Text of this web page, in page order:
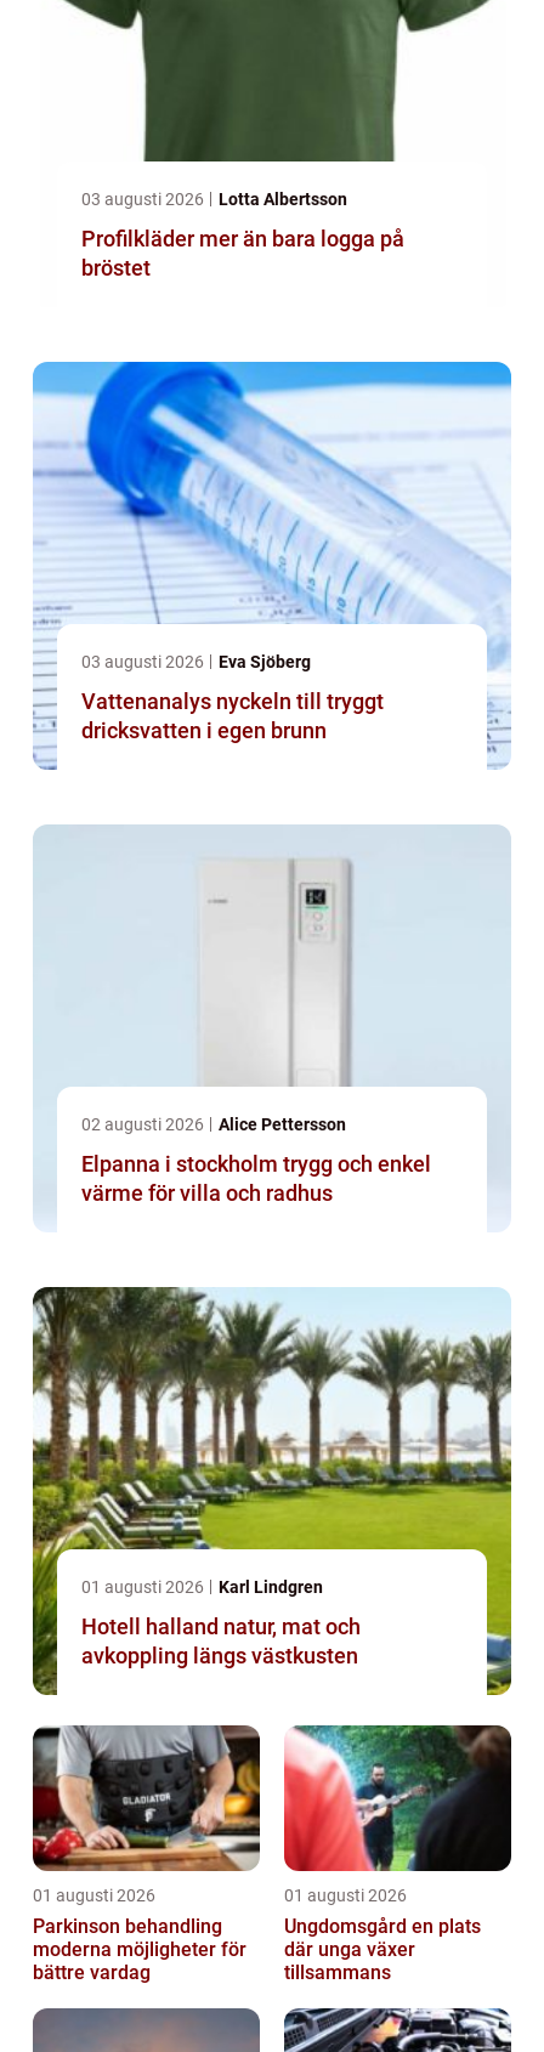
03 augusti 2026 Lotta Albertsson
Profilkläder mer än bara logga på
bröstet
03 augusti 2026 Eva Sjöberg
Vattenanalys nyckeln till tryggt
dricksvatten i egen brunn
02 augusti 2026 Alice Pettersson
Elpanna i stockholm trygg och enkel
värme för villa och radhus
01 augusti 2026 Karl Lindgren
Hotell halland natur, mat och
avkoppling längs västkusten
01 augusti 2026
Parkinson behandling
moderna möjligheter för
bättre vardag
01 augusti 2026
Ungdomsgård en plats
där unga växer
tillsammans